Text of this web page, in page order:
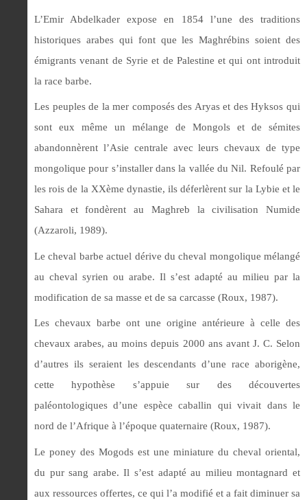
L’Emir Abdelkader expose en 1854 l’une des traditions
historiques arabes qui font que les Maghrébins soient des
émigrants venant de Syrie et de Palestine et qui ont introduit
la race barbe.
Les peuples de la mer composés des Aryas et des Hyksos qui
sont eux même un mélange de Mongols et de sémites
abandonnèrent l’Asie centrale avec leurs chevaux de type
mongolique pour s’installer dans la vallée du Nil. Refoulé par
les rois de la XXème dynastie, ils déferlèrent sur la Lybie et le
Sahara et fondèrent au Maghreb la civilisation Numide
(Azzaroli, 1989).
Le cheval barbe actuel dérive du cheval mongolique mélangé
au cheval syrien ou arabe. Il s’est adapté au milieu par la
modification de sa masse et de sa carcasse (Roux, 1987).
Les chevaux barbe ont une origine antérieure à celle des
chevaux arabes, au moins depuis 2000 ans avant J. C. Selon
d’autres ils seraient les descendants d’une race aborigène,
cette hypothèse s’appuie sur des découvertes
paléontologiques d’une espèce caballin qui vivait dans le
nord de l’Afrique à l’époque quaternaire (Roux, 1987).
Le poney des Mogods est une miniature du cheval oriental,
du pur sang arabe. Il s’est adapté au milieu montagnard et
aux ressources offertes, ce qui l’a modifié et a fait diminuer sa